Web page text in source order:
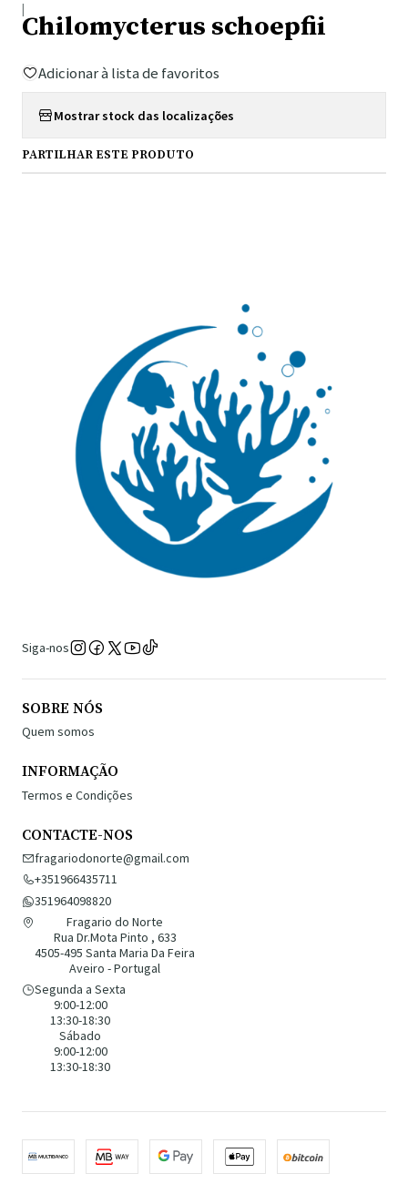
|
Chilomycterus schoepfii
Adicionar à lista de favoritos
Mostrar stock das localizações
PARTILHAR ESTE PRODUTO
Siga-nos
SOBRE NÓS
Quem somos
INFORMAÇÃO
Termos e Condições
CONTACTE-NOS
fragariodonorte@gmail.com
+351966435711
351964098820
Fragario do Norte
Rua Dr.Mota Pinto , 633
4505-495 Santa Maria Da Feira
Aveiro - Portugal
Segunda a Sexta
9:00-12:00
13:30-18:30
Sábado
9:00-12:00
13:30-18:30